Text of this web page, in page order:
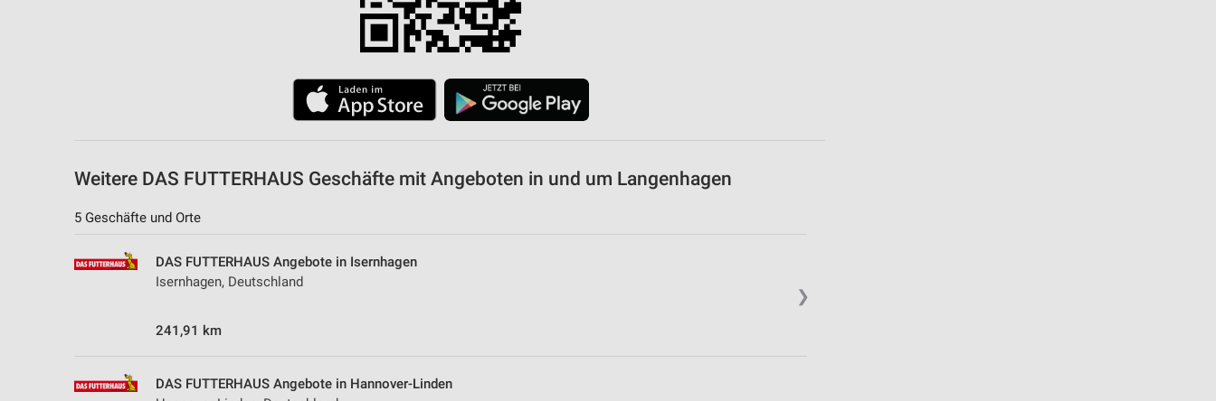
Weitere DAS FUTTERHAUS Geschäfte mit Angeboten in und um Langenhagen
5 Geschäfte und Orte
❯
DAS FUTTERHAUS Angebote in Isernhagen
Isernhagen, Deutschland
241,91 km
DAS FUTTERHAUS Angebote in Hannover-Linden